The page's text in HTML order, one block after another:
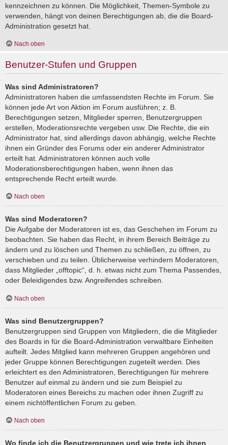
kennzeichnen zu können. Die Möglichkeit, Themen-Symbole zu
verwenden, hängt von deinen Berechtigungen ab, die die Board-
Administration gesetzt hat.
Nach oben
Benutzer-Stufen und Gruppen
Was sind Administratoren?
Administratoren haben die umfassendsten Rechte im Forum. Sie
können jede Art von Aktion im Forum ausführen; z. B.
Berechtigungen setzen, Mitglieder sperren, Benutzergruppen
erstellen, Moderationsrechte vergeben usw. Die Rechte, die ein
Administrator hat, sind allerdings davon abhängig, welche Rechte
ihnen ein Gründer des Forums oder ein anderer Administrator
erteilt hat. Administratoren können auch volle
Moderationsberechtigungen haben, wenn ihnen das
entsprechende Recht erteilt wurde.
Nach oben
Was sind Moderatoren?
Die Aufgabe der Moderatoren ist es, das Geschehen im Forum zu
beobachten. Sie haben das Recht, in ihrem Bereich Beiträge zu
ändern und zu löschen und Themen zu schließen, zu öffnen, zu
verschieben und zu teilen. Üblicherweise verhindern Moderatoren,
dass Mitglieder „offtopic“, d. h. etwas nicht zum Thema Passendes,
oder Beleidigendes bzw. Angreifendes schreiben.
Nach oben
Was sind Benutzergruppen?
Benutzergruppen sind Gruppen von Mitgliedern, die die Mitglieder
des Boards in für die Board-Administration verwaltbare Einheiten
aufteilt. Jedes Mitglied kann mehreren Gruppen angehören und
jeder Gruppe können Berechtigungen zugeteilt werden. Dies
erleichtert es den Administratoren, Berechtigungen für mehrere
Benutzer auf einmal zu ändern und sie zum Beispiel zu
Moderatoren eines Bereichs zu machen oder ihnen Zugriff zu
einem nichtöffentlichen Forum zu geben.
Nach oben
Wo finde ich die Benutzergruppen und wie trete ich ihnen